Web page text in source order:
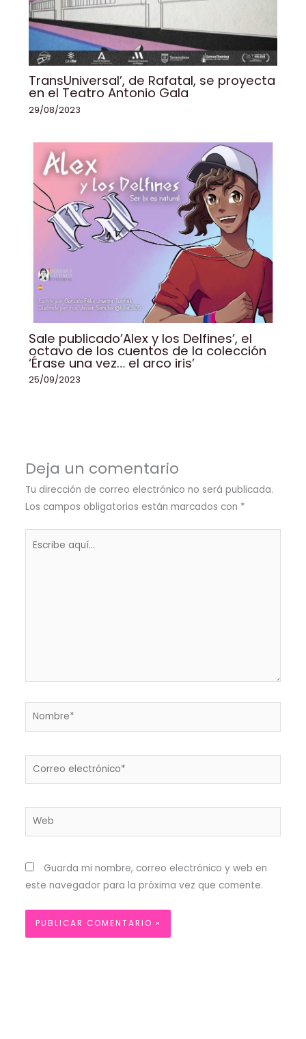
TransUniversal’, de Rafatal, se proyecta
en el Teatro Antonio Gala
29/08/2023
Sale publicado’Alex y los Delfines’, el
octavo de los cuentos de la colección
‘Érase una vez… el arco iris’
25/09/2023
Deja un comentario
Tu dirección de correo electrónico no será publicada.
Los campos obligatorios están marcados con *
Nombre*
Correo
Web
Guarda mi nombre, correo electrónico y web en
este navegador para la próxima vez que comente.